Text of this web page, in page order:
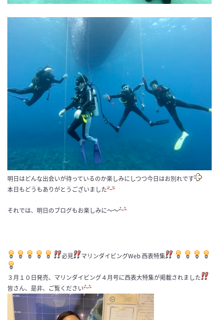
明日はどんな出会いが待っているのか楽しみにしつつ今日はお別れです
本日もどうもありがとうございました
それでは、明日のブログもお楽しみに〜〜
必見 マリンダイビングWeb 西表特集
３月１０日発売、マリンダイビング４月号に西表大特集が掲載されました
皆さん、是非、ご覧ください